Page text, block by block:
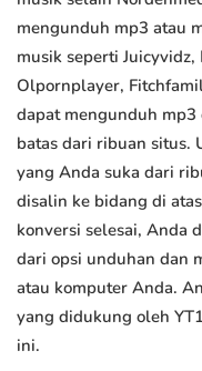
mengunduh mp3 atau
musik seperti
Olpornplayer,
dapat mengunduh mp3
batas dari ribuan situs.
yang Anda suka dari
disalin ke bidang di
konversi selesai, Anda
dari opsi unduhan dan
atau komputer Anda.
yang didukung oleh
ini.